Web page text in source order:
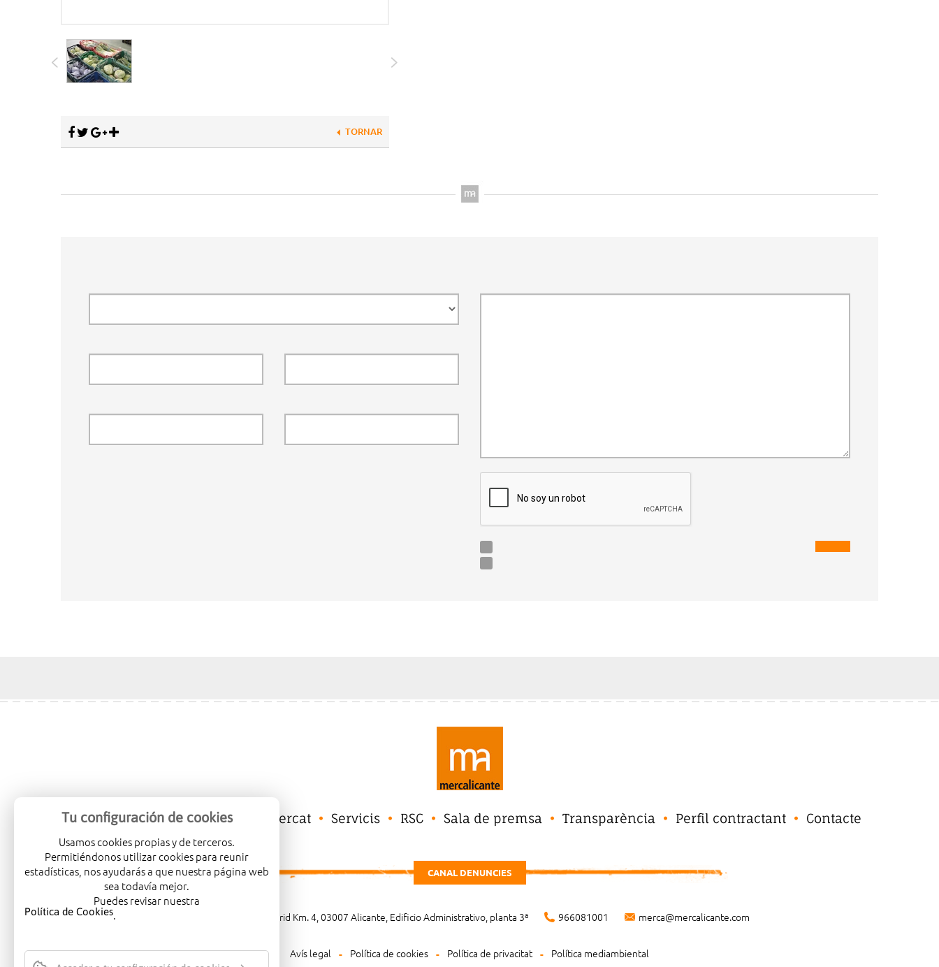
TORNAR
Mercalicante Empreses Mercat Servicis RSC Sala de premsa Transparència Perfil contractant Contacte
CANAL DENUNCIES
Carretera de Madrid Km. 4, 03007 Alicante, Edificio Administrativo, planta 3ª 966081001 merca@mercalicante.com
Avís legal Política de cookies Política de privacitat Política mediambiental
Tu configuración de cookies
Usamos cookies propias y de terceros.
Permitiéndonos utilizar cookies para reunir
estadísticas, nos ayudarás a que nuestra página web
sea todavía mejor.
Puedes revisar nuestra
Política de Cookies.